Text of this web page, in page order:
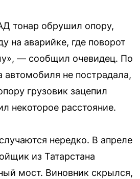
тонар обрушил опору,
на аварийке, где поворот
— сообщил очевидец. По
автомобиля не пострадала,
грузовик зацепил
некоторое расстояние.
нередко. В апреле
из Татарстана
мост. Виновник скрылся,